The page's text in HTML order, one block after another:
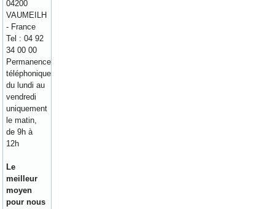
04200
VAUMEILH
- France
Tel : 04 92
34 00 00
Permanence
téléphonique
du lundi au
vendredi
uniquement
le matin,
de 9h à
12h
Le
meilleur
moyen
pour nous